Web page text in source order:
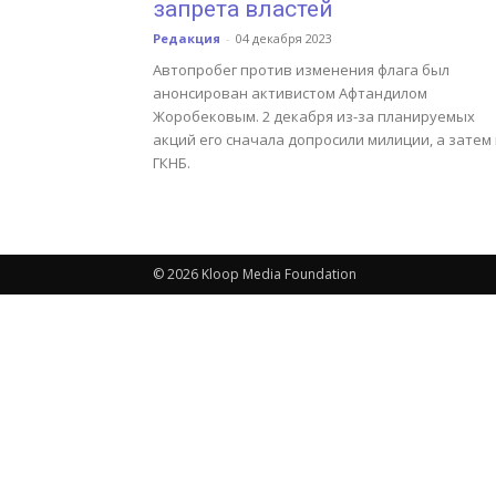
запрета властей
Редакция - 04 декабря 2023
Автопробег против изменения флага был
анонсирован активистом Афтандилом
Жоробековым. 2 декабря из-за планируемых
акций его сначала допросили милиции, а затем
ГКНБ.
© 2026 Kloop Media Foundation